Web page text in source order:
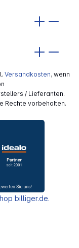
Versandkosten, wenn
/ Lieferanten.
Rechte vorbehalten.